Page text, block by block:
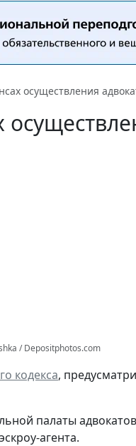
осуществления
/ Depositphotos.com
кодекса,
палаты
агента.